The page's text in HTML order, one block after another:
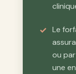
Le
ou
une